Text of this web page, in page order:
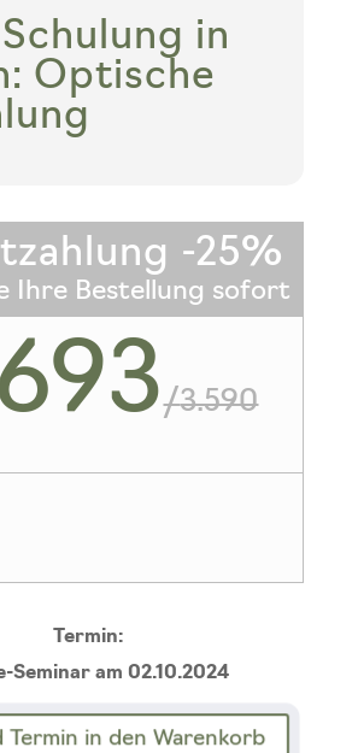
in
Optische
-25%
Ihre Bestellung sofort
/3.590
Termin:
Seminar am 02.10.2024
Termin in den Warenkorb